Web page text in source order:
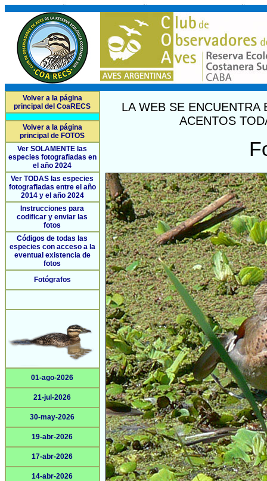
Volver a la página
principal del CoaRECS
Volver a la página
principal de FOTOS
Ver SOLAMENTE las
especies fotografiadas en
el año 2024
Ver TODAS las especies
fotografiadas entre el año
2014 y el año 2024
Instrucciones para
codificar y enviar las
fotos
Códigos de todas las
especies con acceso a la
eventual existencia de
fotos
Fotógrafos
01-ago-2026
21-jul-2026
30-may-2026
19-abr-2026
17-abr-2026
14-abr-2026
LA WEB SE
ACENTOS